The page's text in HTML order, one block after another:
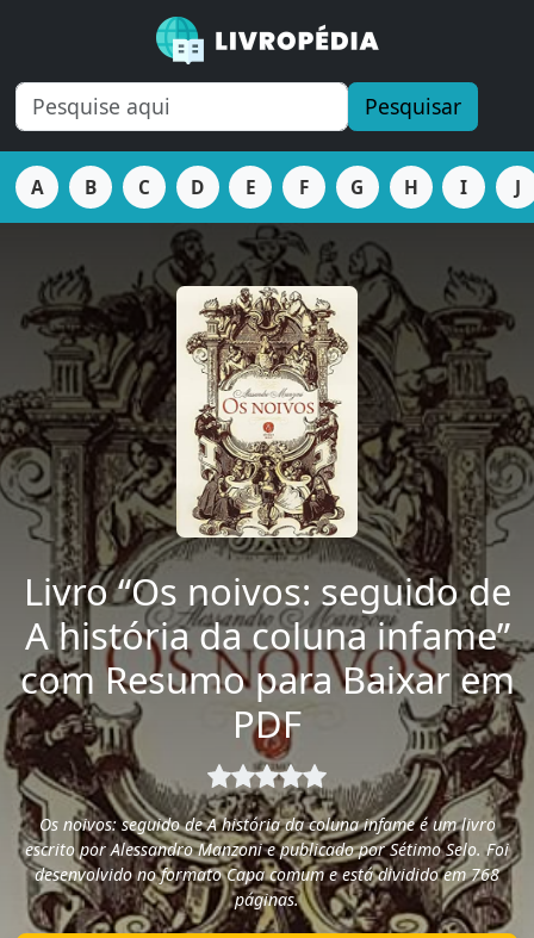
Pesquisar
A B C D E F G H I J
Livro “Os noivos: seguido de
A história da coluna infame”
com Resumo para Baixar em
PDF
Os noivos: seguido de A história da coluna infame é um livro
escrito por Alessandro Manzoni e publicado por Sétimo Selo. Foi
desenvolvido no formato Capa comum e está dividido em 768
páginas.